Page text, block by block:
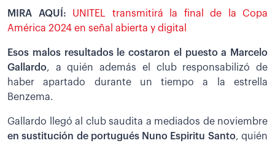
MIRA AQUÍ: UNITEL transmitirá la final de la Copa
América 2024 en señal abierta y digital
Esos malos resultados le costaron el puesto a Marcelo
Gallardo, a quién además el club responsabilizó de
haber apartado durante un tiempo a la estrella
Benzema.
Gallardo llegó al club saudita a mediados de noviembre
en sustitución de portugués Nuno Espiritu Santo, quién